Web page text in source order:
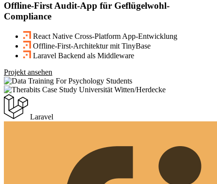
Offline-First Audit-App für Geflügelwohl-
Compliance
React Native Cross-Platform App-Entwicklung
Offline-First-Architektur mit TinyBase
Laravel Backend als Middleware
Projekt ansehen
Laravel